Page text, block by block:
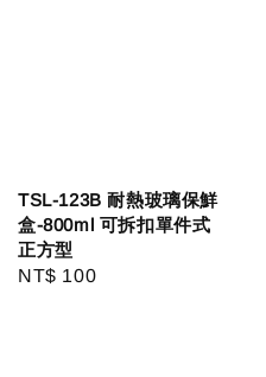
TSL-123B 耐熱玻璃保鮮
盒-800ml 可拆扣單件式
正方型
Regular
NT$ 100